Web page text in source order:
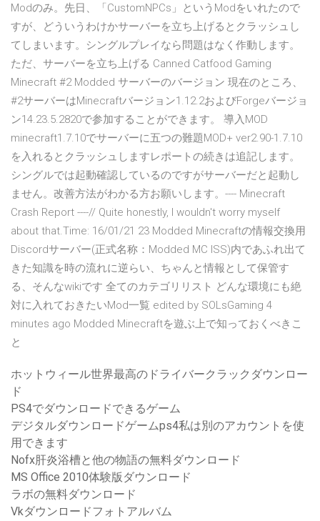
Modのみ。先日、「CustomNPCs」というModをいれたので
すが、どういうわけかサーバーを立ち上げるとクラッシュし
てしまいます。シングルプレイなら問題はなく作動します。
ただ、サーバーを立ち上げる Canned Catfood Gaming
Minecraft #2 Modded サーバーのバージョン 現在のところ、
#2サーバーはMinecraftバージョン1.12.2およびForgeバージョ
ン14.23.5.2820で参加することができます。 導入MOD
minecraft1.7.10でサーバーに五つの難題MOD+ ver2.90-1.7.10
を入れるとクラッシュしますレポートの続きは追記します。
シングルでは起動確認しているのですがサーバーだと起動し
ません。改善方法がわかる方お願いします。---- Minecraft
Crash Report ----// Quite honestly, I wouldn't worry myself
about that.Time: 16/01/21 23 Modded Minecraftの情報交換用
Discordサーバー(正式名称：Modded MC ISS)内であふれ出て
きた知識を時の流れに逆らい、ちゃんと情報として保管す
る、そんなwikiです 全てのカテゴリリスト どんな環境にも絶
対に入れておきたいMod一覧 edited by SOLsGaming 4
minutes ago Modded Minecraftを遊ぶ上で知っておくべきこ
と
ホットウィール世界最高のドライバークラックダウンロー
ド
PS4でダウンロードできるゲーム
デジタルダウンロードゲームps4私は別のアカウントを使
用できます
Nofx肝炎浴槽と他の物語の無料ダウンロード
MS Office 2010体験版ダウンロード
ラボの無料ダウンロード
Vkダウンロードフォトアルバム